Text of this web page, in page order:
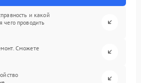
и какой
чего проводить
Сможете